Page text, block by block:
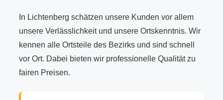
In Lichtenberg schätzen unsere Kunden vor allem
unsere Verlässlichkeit und unsere Ortskenntnis. Wir
kennen alle Ortsteile des Bezirks und sind schnell
vor Ort. Dabei bieten wir professionelle Qualität zu
fairen Preisen.